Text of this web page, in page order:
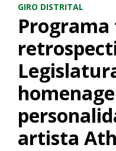
GIRO DISTRITAL
artista